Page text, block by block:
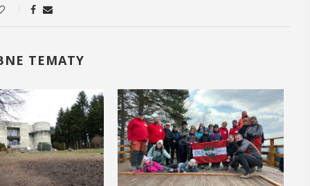
TEMATY
i
czyli 29-30
się
przez
Myślenicach
przygotować się na nadchodzące lato,
zaopatrując się w naturalne kosmetyki
wykonane własnoręcznie. Uuczestnicy
będą proszeni o przyniesienie
słoiczków ...